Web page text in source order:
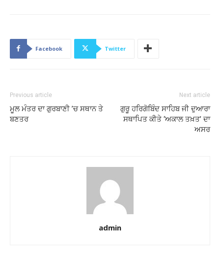
Facebook Twitter
Previous article
ਮੂਲ ਮੰਤਰ ਦਾ ਗੁਰਬਾਣੀ ’ਚ ਸਥਾਨ ਤੇ
ਬਣਤਰ
Next article
ਗੁਰੂ ਹਰਿਗੋਬਿੰਦ ਸਾਹਿਬ ਜੀ ਦੁਆਰਾ
ਸਥਾਪਿਤ ਕੀਤੇ ‘ਅਕਾਲ ਤਖ਼ਤ’ ਦਾ
ਅਸਰ
admin